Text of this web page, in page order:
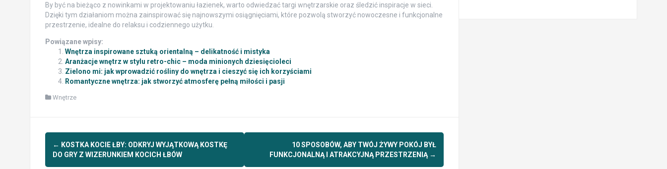
By być na bieżąco z nowinkami w projektowaniu łazienek, warto odwiedzać targi wnętrzarskie oraz śledzić inspiracje w sieci.
Dzięki tym działaniom można zainspirować się najnowszymi osiągnięciami, które pozwolą stworzyć nowoczesne i funkcjonalne
przestrzenie, idealne do relaksu i codziennego użytku.
Powiązane wpisy:
Wnętrza inspirowane sztuką orientalną – delikatność i mistyka
Aranżacje wnętrz w stylu retro-chic – moda minionych dziesięcioleci
Zielono mi: jak wprowadzić rośliny do wnętrza i cieszyć się ich korzyściami
Romantyczne wnętrza: jak stworzyć atmosferę pełną miłości i pasji
Wnętrze
Post
navigation
← KOSTKA KOCIE ŁBY: ODKRYJ WYJĄTKOWĄ KOSTKĘ
DO GRY Z WIZERUNKIEM KOCICH ŁBÓW
10 SPOSOBÓW, ABY TWÓJ ŻYWY POKÓJ BYŁ
FUNKCJONALNĄ I ATRAKCYJNĄ PRZESTRZENIĄ →